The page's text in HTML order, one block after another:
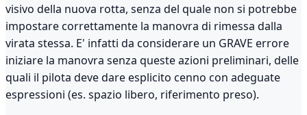
visivo della nuova rotta, senza del quale non si potrebbe
impostare correttamente la manovra di rimessa dalla
virata stessa. E' infatti da considerare un GRAVE errore
iniziare la manovra senza queste azioni preliminari, delle
quali il pilota deve dare esplicito cenno con adeguate
espressioni (es. spazio libero, riferimento preso).